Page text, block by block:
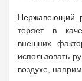
Нержавеющий
теряет в
внешних
использовать
воздухе,